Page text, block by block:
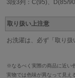
3段3列：C(95)、D(85/
取り扱い上注意
お洗濯は、必ず「取り扱
※なるべく実際の商品に近い
実物では色味が異なって見え